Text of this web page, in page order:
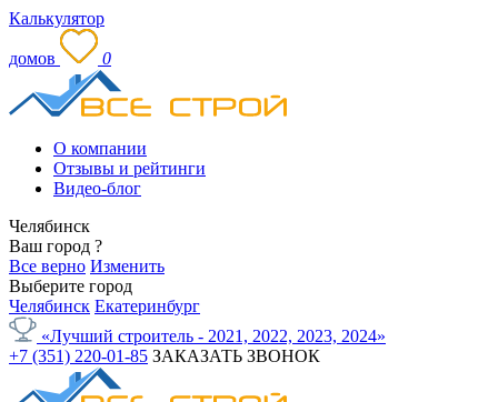
Калькулятор
домов 0
О компании
Отзывы и рейтинги
Видео-блог
Челябинск
Ваш город ?
Все верно Изменить
Выберите город
Челябинск Екатеринбург
«Лучший строитель - 2021, 2022, 2023, 2024»
+7 (351) 220-01-85 ЗАКАЗАТЬ ЗВОНОК